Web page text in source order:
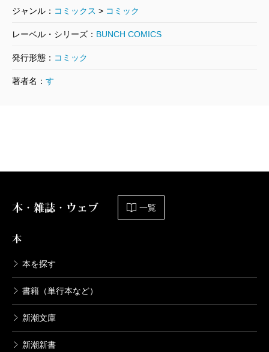
ジャンル： コミックス > コミック
レーベル・シリーズ： BUNCH COMICS
発行形態： コミック
著者名： す
本・雑誌・ウェブ 一覧
本
本を探す
書籍（単行本など）
新潮文庫
新潮新書